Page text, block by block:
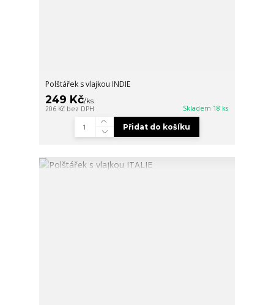
Polštářek s vlajkou INDIE
249 Kč/ks
206 Kč bez DPH Skladem 18 ks
Přidat do košíku